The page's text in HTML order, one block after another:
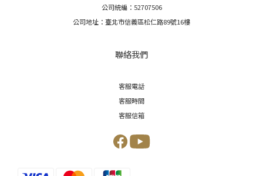
公司統編：52707506
公司地址：臺北市信義區松仁路89號16樓
聯絡我們
客服電話
客服時間
客服信箱